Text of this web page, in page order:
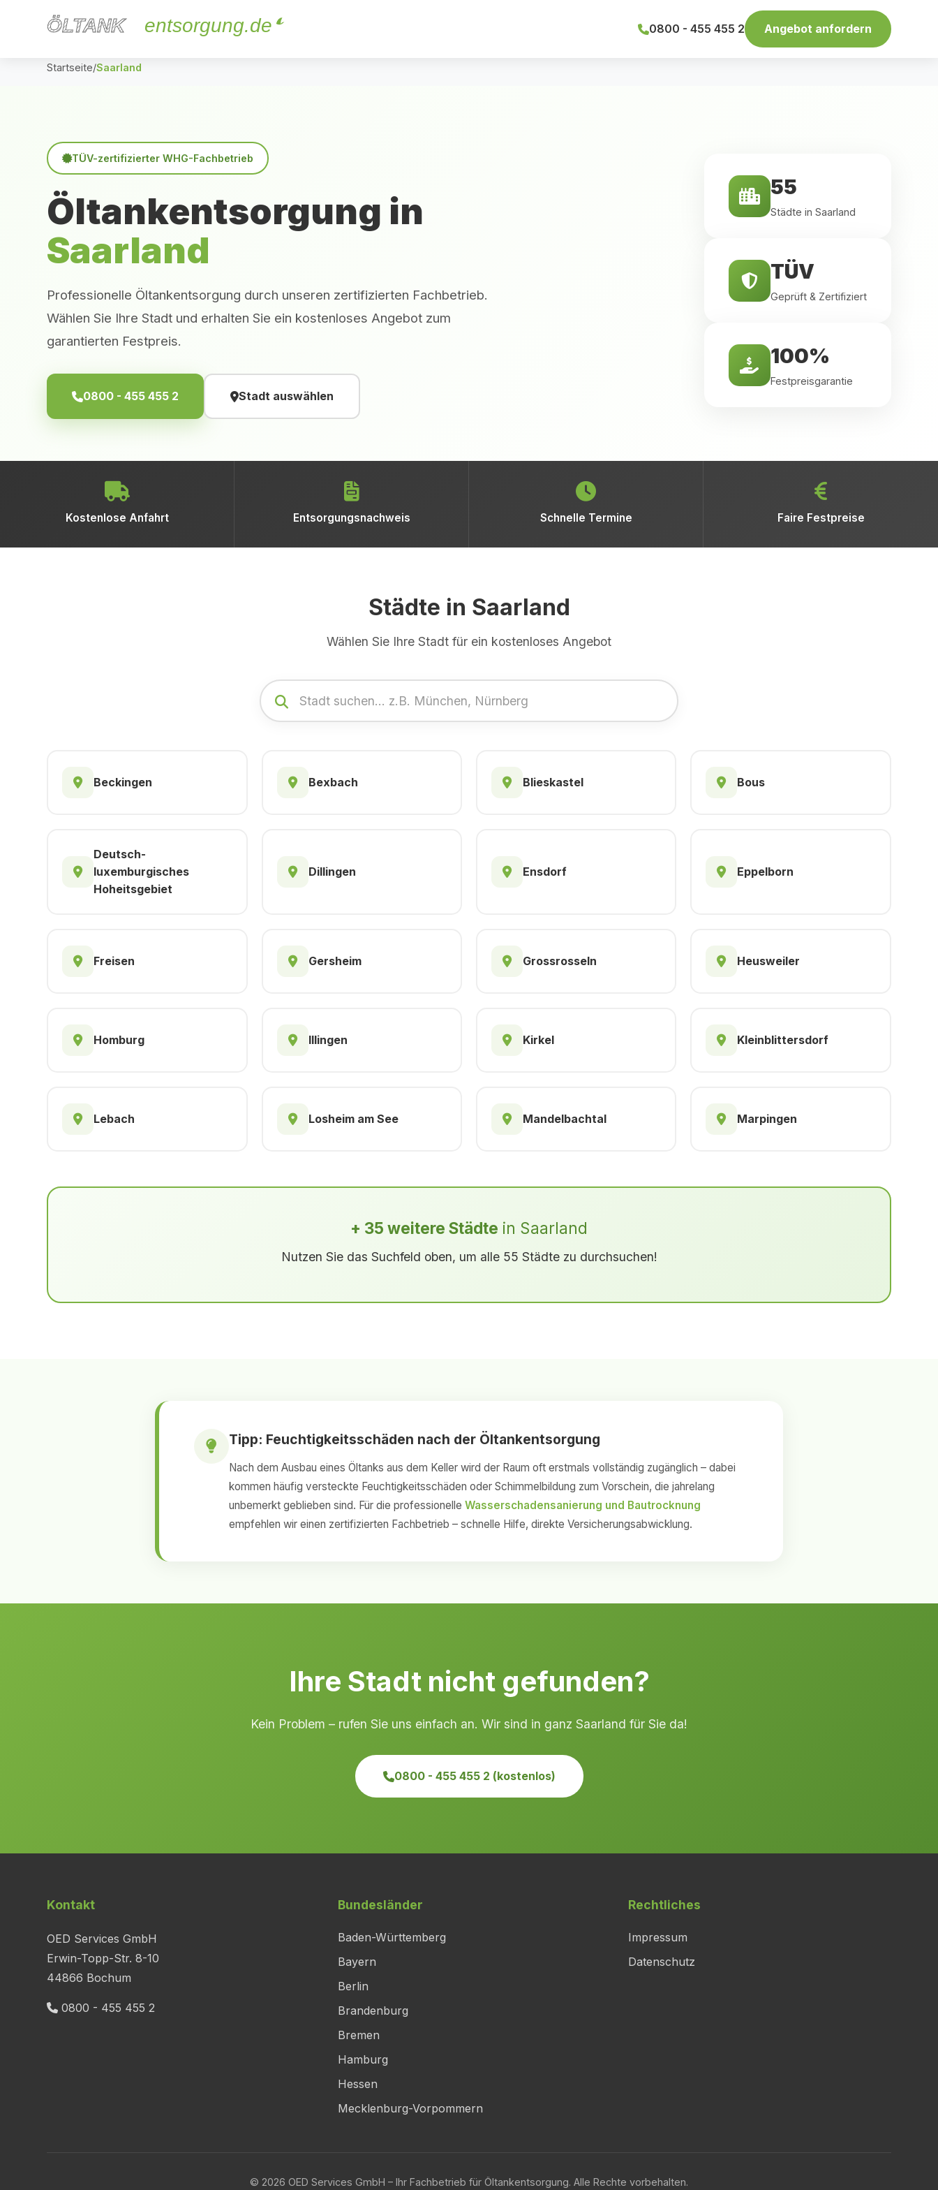
ÖLTANK
ÖLTANK entsorgung.de 0800 - 455 455 2 Angebot anfordern
Startseite/Saarland
TÜV-zertifizierter WHG-Fachbetrieb
Öltankentsorgung in
Saarland
Professionelle Öltankentsorgung durch unseren zertifizierten Fachbetrieb.
Wählen Sie Ihre Stadt und erhalten Sie ein kostenloses Angebot zum
garantierten Festpreis.
0800 - 455 455 2 Stadt auswählen
55
Städte in Saarland
TÜV
Geprüft & Zertifiziert
100%
Festpreisgarantie
Kostenlose Anfahrt Entsorgungsnachweis Schnelle Termine Faire Festpreise
Städte in Saarland
Wählen Sie Ihre Stadt für ein kostenloses Angebot
Beckingen Bexbach Blieskastel Bous
Deutsch-
luxemburgisches
Hoheitsgebiet
Dillingen Ensdorf Eppelborn
Freisen Gersheim Grossrosseln Heusweiler
Homburg Illingen Kirkel Kleinblittersdorf
Lebach Losheim am See Mandelbachtal Marpingen
+ 35 weitere Städte in Saarland
Nutzen Sie das Suchfeld oben, um alle 55 Städte zu durchsuchen!
Tipp: Feuchtigkeitsschäden nach der Öltankentsorgung
Nach dem Ausbau eines Öltanks aus dem Keller wird der Raum oft erstmals vollständig zugänglich – dabei
kommen häufig versteckte Feuchtigkeitsschäden oder Schimmelbildung zum Vorschein, die jahrelang
unbemerkt geblieben sind. Für die professionelle Wasserschadensanierung und Bautrocknung
empfehlen wir einen zertifizierten Fachbetrieb – schnelle Hilfe, direkte Versicherungsabwicklung.
Ihre Stadt nicht gefunden?
Kein Problem – rufen Sie uns einfach an. Wir sind in ganz Saarland für Sie da!
0800 - 455 455 2 (kostenlos)
Kontakt
OED Services GmbH
Erwin-Topp-Str. 8-10
44866 Bochum
0800 - 455 455 2
Bundesländer
Baden-Württemberg
Bayern
Berlin
Brandenburg
Bremen
Hamburg
Hessen
Mecklenburg-Vorpommern
Rechtliches
Impressum
Datenschutz
© 2026 OED Services GmbH – Ihr Fachbetrieb für Öltankentsorgung. Alle Rechte vorbehalten.